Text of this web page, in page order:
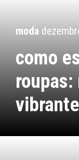
moda
como
roupas: